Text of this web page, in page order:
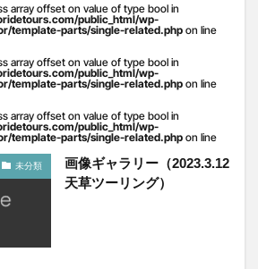
array offset on value of type bool in
public_html/wp-
template-parts/single-related.php on line
array offset on value of type bool in
public_html/wp-
template-parts/single-related.php on line
array offset on value of type bool in
public_html/wp-
template-parts/single-related.php on line
未分類
画像ギャラリー（2023.3.12
天草ツーリング）